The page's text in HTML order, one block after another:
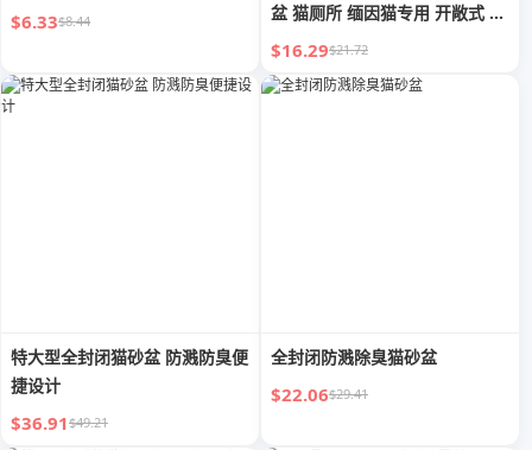
$6.33$8.44
盆 猫厕所 缅因猫专用 开敞式 加
大号
$16.29$21.72
特大型全封闭猫砂盆 防溅防臭便
捷设计
$36.91$49.21
全封闭防溅除臭猫砂盆
$22.06$29.41